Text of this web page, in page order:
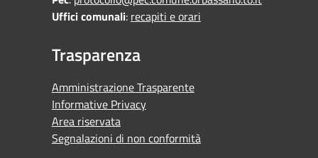
Uffici comunali: recapiti e orari
Trasparenza
Amministrazione Trasparente
Informative Privacy
Area riservata
Segnalazioni di non conformità